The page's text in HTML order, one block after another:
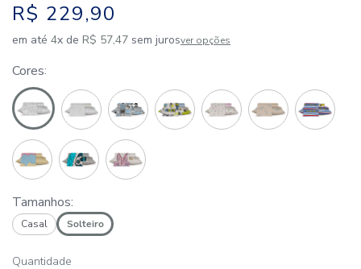
R$ 229,90
em até 4x de R$ 57,47 sem jurosver opções
Cores
Tamanhos:
Casal Solteiro
Quantidade